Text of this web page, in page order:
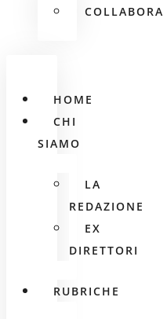
COLLABORA
HOME
CHI
SIAMO
LA
REDAZIONE
EX
DIRETTORI
RUBRICHE